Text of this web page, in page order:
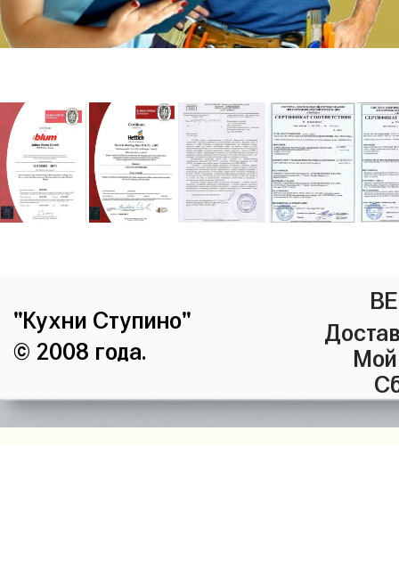
"Кухни Ступино"
© 2008 года.